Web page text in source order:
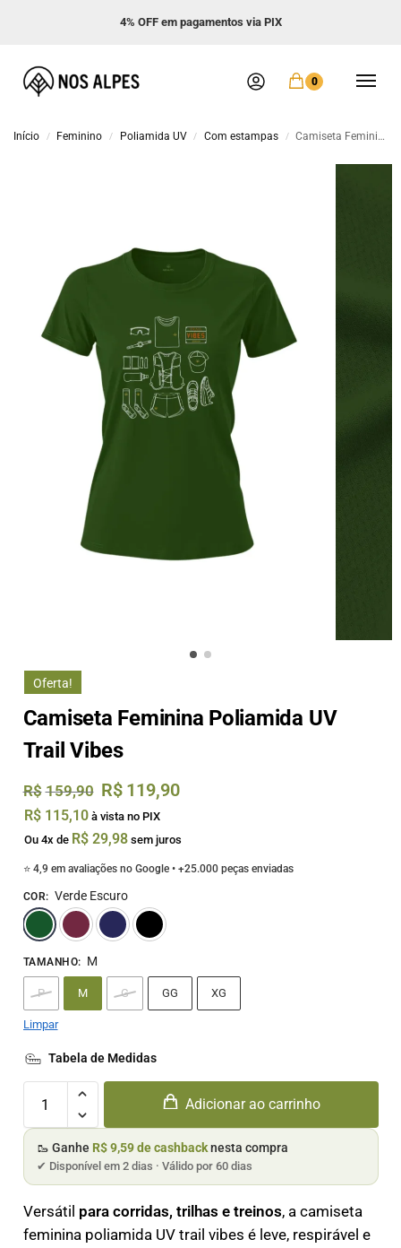
Frete GRÁTIS acima de R$ 299
0
Início / Feminino / Poliamida UV / Com estampas / Camiseta Feminina Poliamida UV Trail Vibes
Oferta!
Camiseta Feminina Poliamida UV
Trail Vibes
R$ 159,90 R$ 119,90
R$ 115,10à vista no PIX
Ou 4x de R$ 29,98sem juros
⭐ 4,9 em avaliações no Google • +25.000 peças enviadas
COR: Verde Escuro
Verde Escuro
Bordô
TAMANHO: M
P M G GG XG
Limpar
Tabela de Medidas
Adicionar ao carrinho
🥾 Ganhe R$ 9,59 de cashbacknesta compra
✔ Disponível em 2 dias · Válido por 60 dias
Versátil para corridas, trilhas e treinos, a camiseta
feminina poliamida UV trail vibes é leve, respirável e